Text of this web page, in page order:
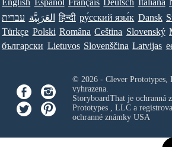
English Español Français Deutsch Italiana
עברית العَرَبِيَّة हिन्दी ру́сский язы́к Dansk
Türkçe Polski Româna Ceština Slovenský
български Lietuvos Slovenščina Latvijas
© 2026 - Clever Prototypes,
vyhrazena.
StoryboardThat je ochranná
Prototypes , LLCa
ochranné známky USA